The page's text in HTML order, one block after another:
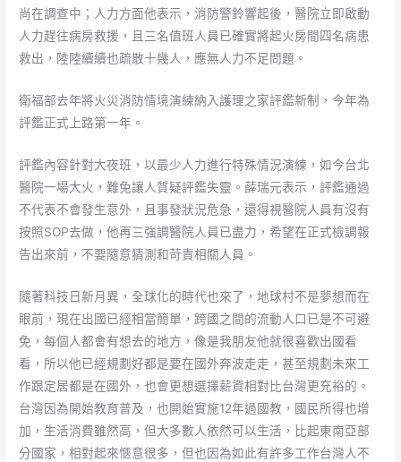
尚在調查中；人力方面他表示，消防警鈴響起後，醫院立即啟動
人力趕往病房救援，且三名值班人員已確實將起火房間四名病患
救出，陸陸續續也疏散十幾人，應無人力不足問題。
衛福部去年將火災消防情境演練納入護理之家評鑑新制，今年為
評鑑正式上路第一年。
評鑑內容針對大夜班，以最少人力進行特殊情況演練，如今台北
醫院一場大火，難免讓人質疑評鑑失靈。薛瑞元表示，評鑑通過
不代表不會發生意外，且事發狀況危急，還得視醫院人員有沒有
按照SOP去做，他再三強調醫院人員已盡力，希望在正式檢調報
告出來前，不要隨意猜測和苛責相關人員。
隨著科技日新月異，全球化的時代也來了，地球村不是夢想而在
眼前，現在出國已經相當簡單，跨國之間的流動人口已是不可避
免，每個人都會有想去的地方，像是我朋友他就很喜歡出國看
看，所以他已經規劃好都是要在國外奔波走走，甚至規劃未來工
作跟定居都是在國外，也會更想選擇薪資相對比台灣更充裕的。
台灣因為開始教育普及，也開始實施12年過國教，國民所得也增
加，生活消費雖然高，但大多數人依然可以生活，比起東南亞部
分國家，相對起來愜意很多，但也因為如此有許多工作台灣人不